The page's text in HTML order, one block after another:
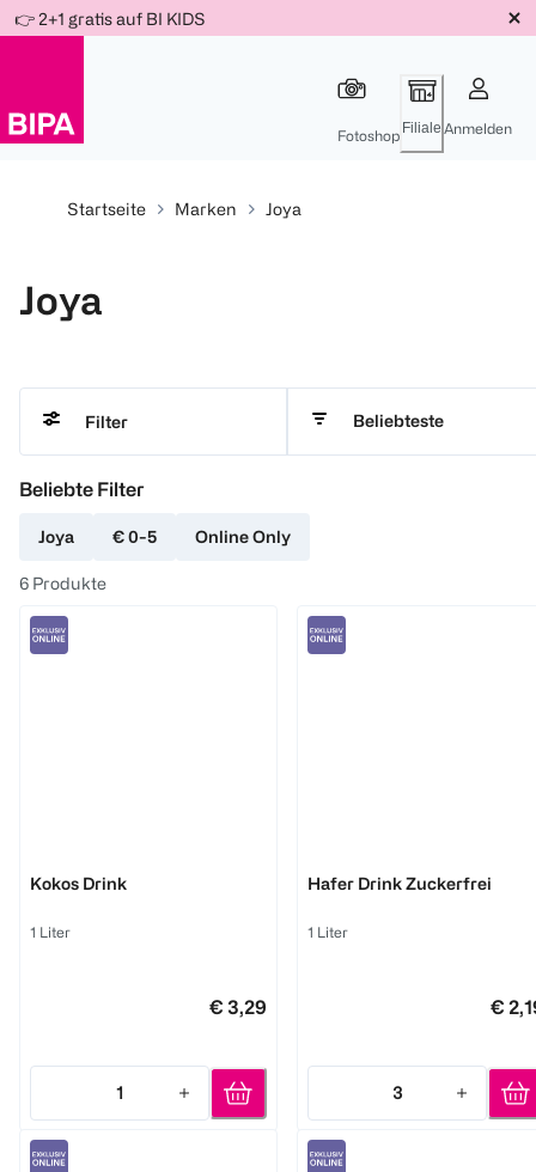
Für
Für
Für
Weiter
zum
👉 2+1 gratis auf BI KIDS
Fotoshop Filiale Anmelden
Startseite Marken Joya
Joya
Filter Beliebteste
Beliebte Filter
Joya € 0-5 Online Only
6 Produkte
Kokos Drink
1 Liter
€ 3,29
1
Quantity: 1
Hafer Drink Zuckerfrei
1 Liter
€
3
Quantity: 3